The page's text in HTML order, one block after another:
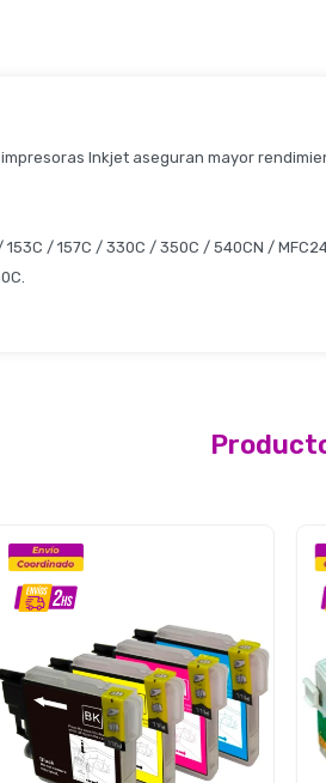
Inkjet aseguran mayor
153C / 157C / 330C / 350C / 540CN /